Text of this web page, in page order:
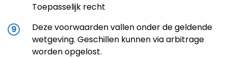
Toepasselijk recht
Deze voorwaarden vallen onder de geldende
wetgeving. Geschillen kunnen via arbitrage
worden opgelost.